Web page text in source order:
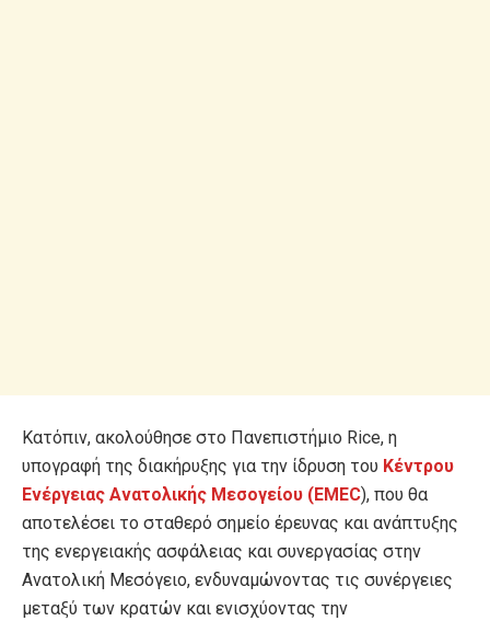
Κατόπιν, ακολούθησε στο Πανεπιστήμιο Rice, η
υπογραφή της διακήρυξης για την ίδρυση του Κέντρου
Ενέργειας Ανατολικής Μεσογείου (EMEC), που θα
αποτελέσει το σταθερό σημείο έρευνας και ανάπτυξης
της ενεργειακής ασφάλειας και συνεργασίας στην
Ανατολική Μεσόγειο, ενδυναμώνοντας τις συνέργειες
μεταξύ των κρατών και ενισχύοντας την